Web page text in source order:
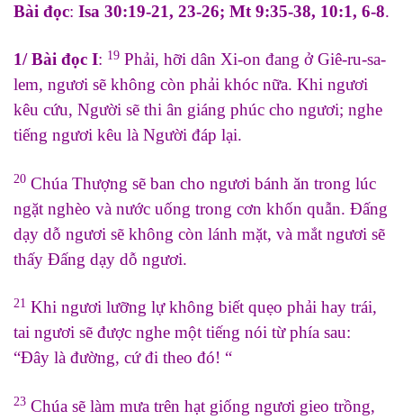
Bài đọc: Isa 30:19-21, 23-26; Mt 9:35-38, 10:1, 6-8.
1/ Bài đọc I: 19 Phải, hỡi dân Xi-on đang ở Giê-ru-sa-
lem, ngươi sẽ không còn phải khóc nữa. Khi ngươi
kêu cứu, Người sẽ thi ân giáng phúc cho ngươi; nghe
tiếng ngươi kêu là Người đáp lại.
20 Chúa Thượng sẽ ban cho ngươi bánh ăn trong lúc
ngặt nghèo và nước uống trong cơn khốn quẫn. Đấng
dạy dỗ ngươi sẽ không còn lánh mặt, và mắt ngươi sẽ
thấy Đấng dạy dỗ ngươi.
21 Khi ngươi lưỡng lự không biết quẹo phải hay trái,
tai ngươi sẽ được nghe một tiếng nói từ phía sau:
“Đây là đường, cứ đi theo đó! “
23 Chúa sẽ làm mưa trên hạt giống ngươi gieo trồng,